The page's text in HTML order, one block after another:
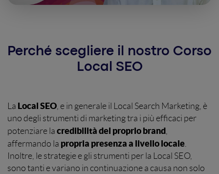
Perché scegliere il nostro Corso
Local SEO
La Local SEO, e in generale il Local Search Marketing, è
uno degli strumenti di marketing tra i più efficaci per
potenziare la credibilità del proprio brand,
affermando la propria presenza a livello locale.
Inoltre, le strategie e gli strumenti per la Local SEO,
sono tanti e variano in continuazione a causa non solo